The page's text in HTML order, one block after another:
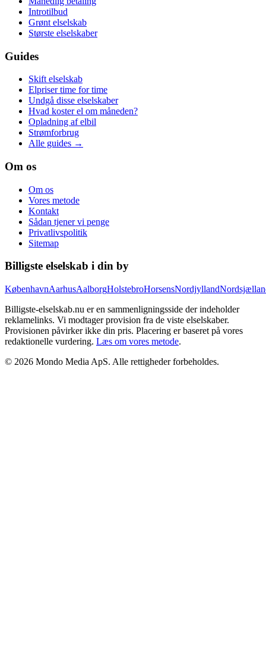
Introtilbud
Grønt elselskab
Største elselskaber
Guides
Skift elselskab
Elpriser time for time
Undgå disse elselskaber
Hvad koster el om måneden?
Opladning af elbil
Strømforbrug
Alle guides →
Om os
Om os
Vores metode
Kontakt
Sådan tjener vi penge
Privatlivspolitik
Sitemap
Billigste elselskab i din by
KøbenhavnAarhusAalborgHolstebroHorsensNordjylland
Billigste-elselskab.nu er en sammenligningsside der indeholder
reklamelinks. Vi modtager provision fra de viste elselskaber.
Provisionen påvirker ikke din pris. Placering er baseret på vores
redaktionelle vurdering. Læs om vores metode.
© 2026 Mondo Media ApS. Alle rettigheder forbeholdes.